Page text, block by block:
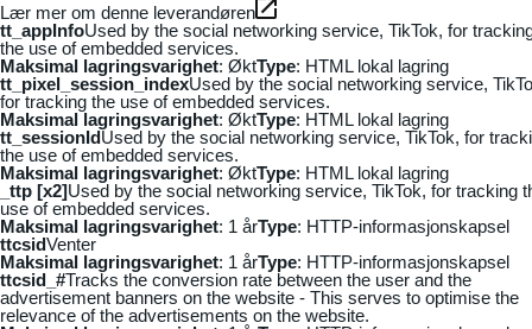
Lær mer om denne leverandøren
tt_appInfoUsed by the social networking service, TikTok, for
the use of embedded services.
Maksimal lagringsvarighet: ØktType: HTML lokal lagring
tt_pixel_session_indexUsed by the social networking service,
for tracking the use of embedded services.
Maksimal lagringsvarighet: ØktType: HTML lokal lagring
tt_sessionIdUsed by the social networking service, TikTok, for
the use of embedded services.
Maksimal lagringsvarighet: ØktType: HTML lokal lagring
_ttp [x2]Used by the social networking service, TikTok, for tracking
use of embedded services.
Maksimal lagringsvarighet: 1 årType: HTTP-informasjonskapsel
ttcsidVenter
Maksimal lagringsvarighet: 1 årType: HTTP-informasjonskapsel
ttcsid_#Tracks the conversion rate between the user and the
advertisement banners on the website - This serves to optimise the
relevance of the advertisements on the website.